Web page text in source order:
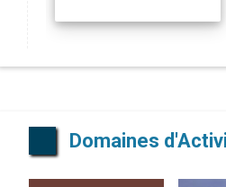
Domaines